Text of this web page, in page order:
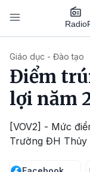
Nhảy đến nội dung
Radio
Giáo dục - Đào tạo
Điểm
lợi năm
[VOV2] - Mức
Trường ĐH Thủy